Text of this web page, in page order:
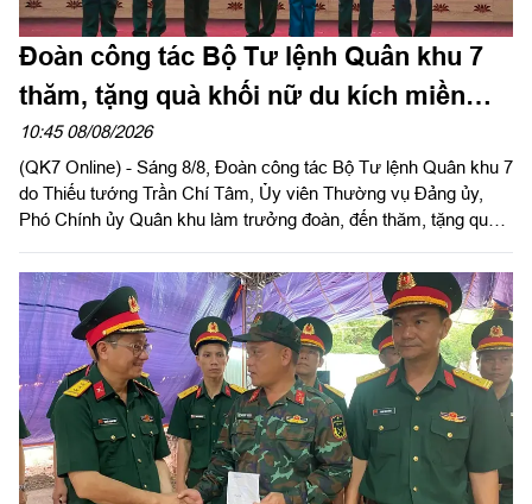
Đoàn công tác Bộ Tư lệnh Quân khu 7
thăm, tặng quà khối nữ du kích miền
Nam tham gia chương trình "Tổ quốc
trong tim"
10:45 08/08/2026
(QK7 Online) - Sáng 8/8, Đoàn công tác Bộ Tư lệnh Quân khu 7
do Thiếu tướng Trần Chí Tâm, Ủy viên Thường vụ Đảng ủy,
Phó Chính ủy Quân khu làm trưởng đoàn, đến thăm, tặng quà
vụ chương trình "Tổ quốc trong tim" do báo Nhân dân tổ chức.